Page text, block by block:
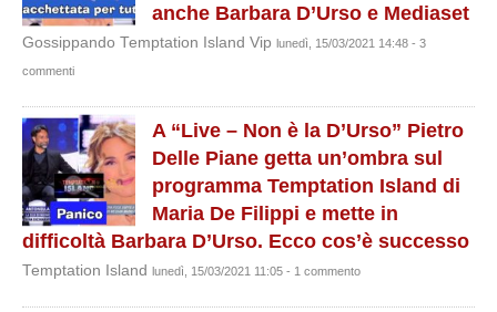
anche Barbara D’Urso e Mediaset
Gossippando Temptation Island Vip lunedì, 15/03/2021 14:48 - 3
commenti
A “Live – Non è la D’Urso” Pietro
Delle Piane getta un’ombra sul
programma Temptation Island di
Maria De Filippi e mette in
difficoltà Barbara D’Urso. Ecco cos’è successo
Temptation Island lunedì, 15/03/2021 11:05 - 1 commento